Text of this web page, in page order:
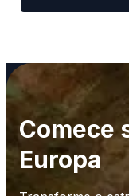
Comece
Europa